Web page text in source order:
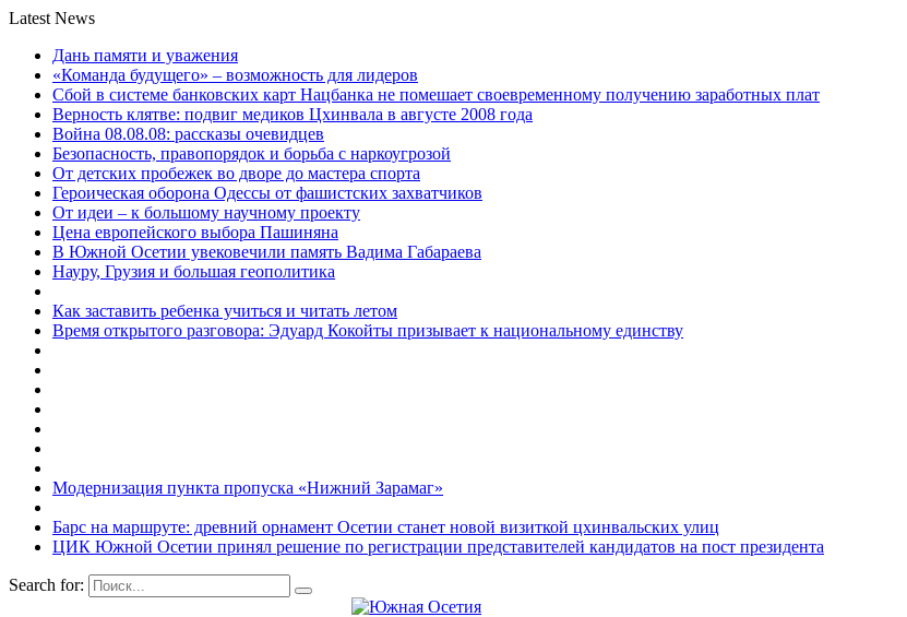
Latest News
Дань памяти и уважения
«Команда будущего» – возможность для лидеров
Сбой в системе банковских карт Нацбанка не помешает своевременному получению заработных плат
Верность клятве: подвиг медиков Цхинвала в августе 2008 года
Война 08.08.08: рассказы очевидцев
Безопасность, правопорядок и борьба с наркоугрозой
От детских пробежек во дворе до мастера спорта
Героическая оборона Одессы от фашистских захватчиков
От идеи – к большому научному проекту
Цена европейского выбора Пашиняна
В Южной Осетии увековечили память Вадима Габараева
Науру, Грузия и большая геополитика
Как заставить ребенка учиться и читать летом
Время открытого разговора: Эдуард Кокойты призывает к национальному единству
Модернизация пункта пропуска «Нижний Зарамаг»
Барс на маршруте: древний орнамент Осетии станет новой визиткой цхинвальских улиц
ЦИК Южной Осетии принял решение по регистрации представителей кандидатов на пост президента
Search for: